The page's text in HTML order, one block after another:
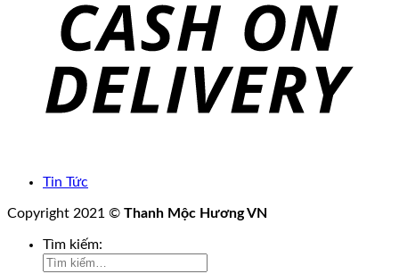
Tin Tức
Copyright 2021 © Thanh Mộc Hương VN
Tìm kiếm: